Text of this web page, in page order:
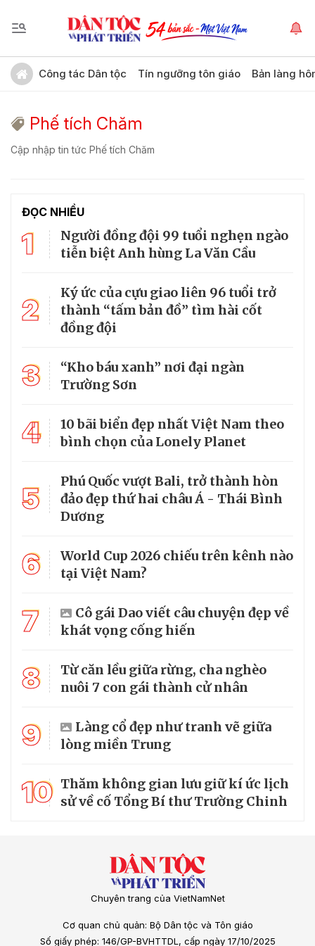
Công tác Dân tộc Tín ngưỡng tôn giáo Bản làng
Phế tích Chăm
Cập nhập tin tức Phế tích Chăm
ĐỌC NHIỀU
1
Người đồng đội 99 tuổi nghẹn ngào
tiễn biệt Anh hùng La Văn Cầu
2
Ký ức của cựu giao liên 96 tuổi trở
thành “tấm bản đồ” tìm hài cốt
đồng đội
3
“Kho báu xanh” nơi đại ngàn
Trường Sơn
4
10 bãi biển đẹp nhất Việt Nam theo
bình chọn của Lonely Planet
5
Phú Quốc vượt Bali, trở thành hòn
đảo đẹp thứ hai châu Á - Thái Bình
Dương
6
World Cup 2026 chiếu trên kênh nào
tại Việt Nam?
7
Cô gái Dao viết câu chuyện đẹp về
khát vọng cống hiến
8
Từ căn lều giữa rừng, cha nghèo
nuôi 7 con gái thành cử nhân
9
Làng cổ đẹp như tranh vẽ giữa
lòng miền Trung
10 Thăm không gian lưu giữ kí ức lịch
sử về cố Tổng Bí thư Trường Chinh
Chuyên trang của VietNamNet
Cơ quan chủ quản: Bộ Dân tộc và Tôn giáo
Số giấy phép: 146/GP-BVHTTDL, cấp ngày 17/10/2025